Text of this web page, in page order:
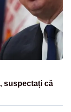
suspectați că